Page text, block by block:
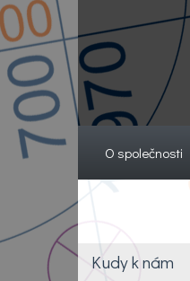
O společnosti
Kudy k nám